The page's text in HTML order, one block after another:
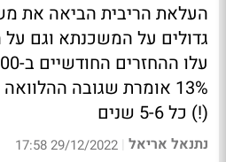
העלאת הריבית הביאה את
גדולים על המשכנתא וגם
13% אומרת שגובה
(!) כל 5-6 שנים
נתנאל אריאל |
29/12/2022 17:58